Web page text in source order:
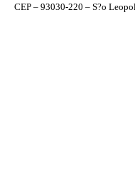
CEP – 93030-220 – S?o